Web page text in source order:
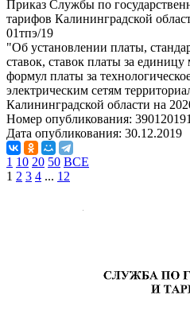
Приказ Службы по
тарифов Калининградской
01тпэ/19
"Об установлении платы,
ставок, ставок платы за
формул платы за
электрическим сетям
Калининградской области на
Номер опубликования:
Дата опубликования: 30.12.2019
1 10 20 50 ВСЕ
1 2 3 4 ... 12